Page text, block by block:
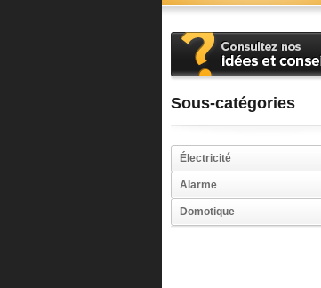
Sous-catégories
Électricité
Alarme
Domotique